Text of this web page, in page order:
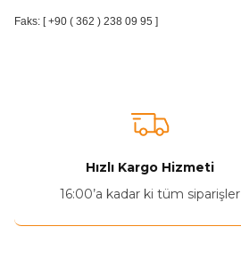
Faks: [ +90 ( 362 ) 238 09 95 ]
Hızlı Kargo Hizmeti
16:00’a kadar ki tüm siparişler